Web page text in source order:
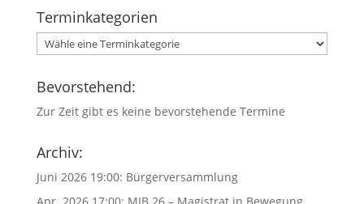
Terminkategorien
Bevorstehend:
Zur Zeit gibt es keine bevorstehende Termine
Archiv:
Juni 2026 19:00: Bürgerversammlung